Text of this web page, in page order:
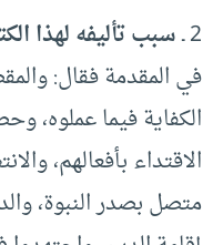
2 ـ سبب تأليفه لهذا
في المقدمة فقال:
الكفاية فيما عملوه،
الاقتداء بأفعالهم،
متصل بصدر النبوة،